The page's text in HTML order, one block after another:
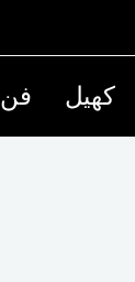
کھیل